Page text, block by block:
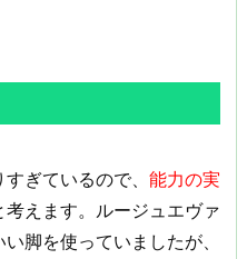
ぎているので、 能力の実
考えます。ルージュエヴァ
脚を使っていましたが、